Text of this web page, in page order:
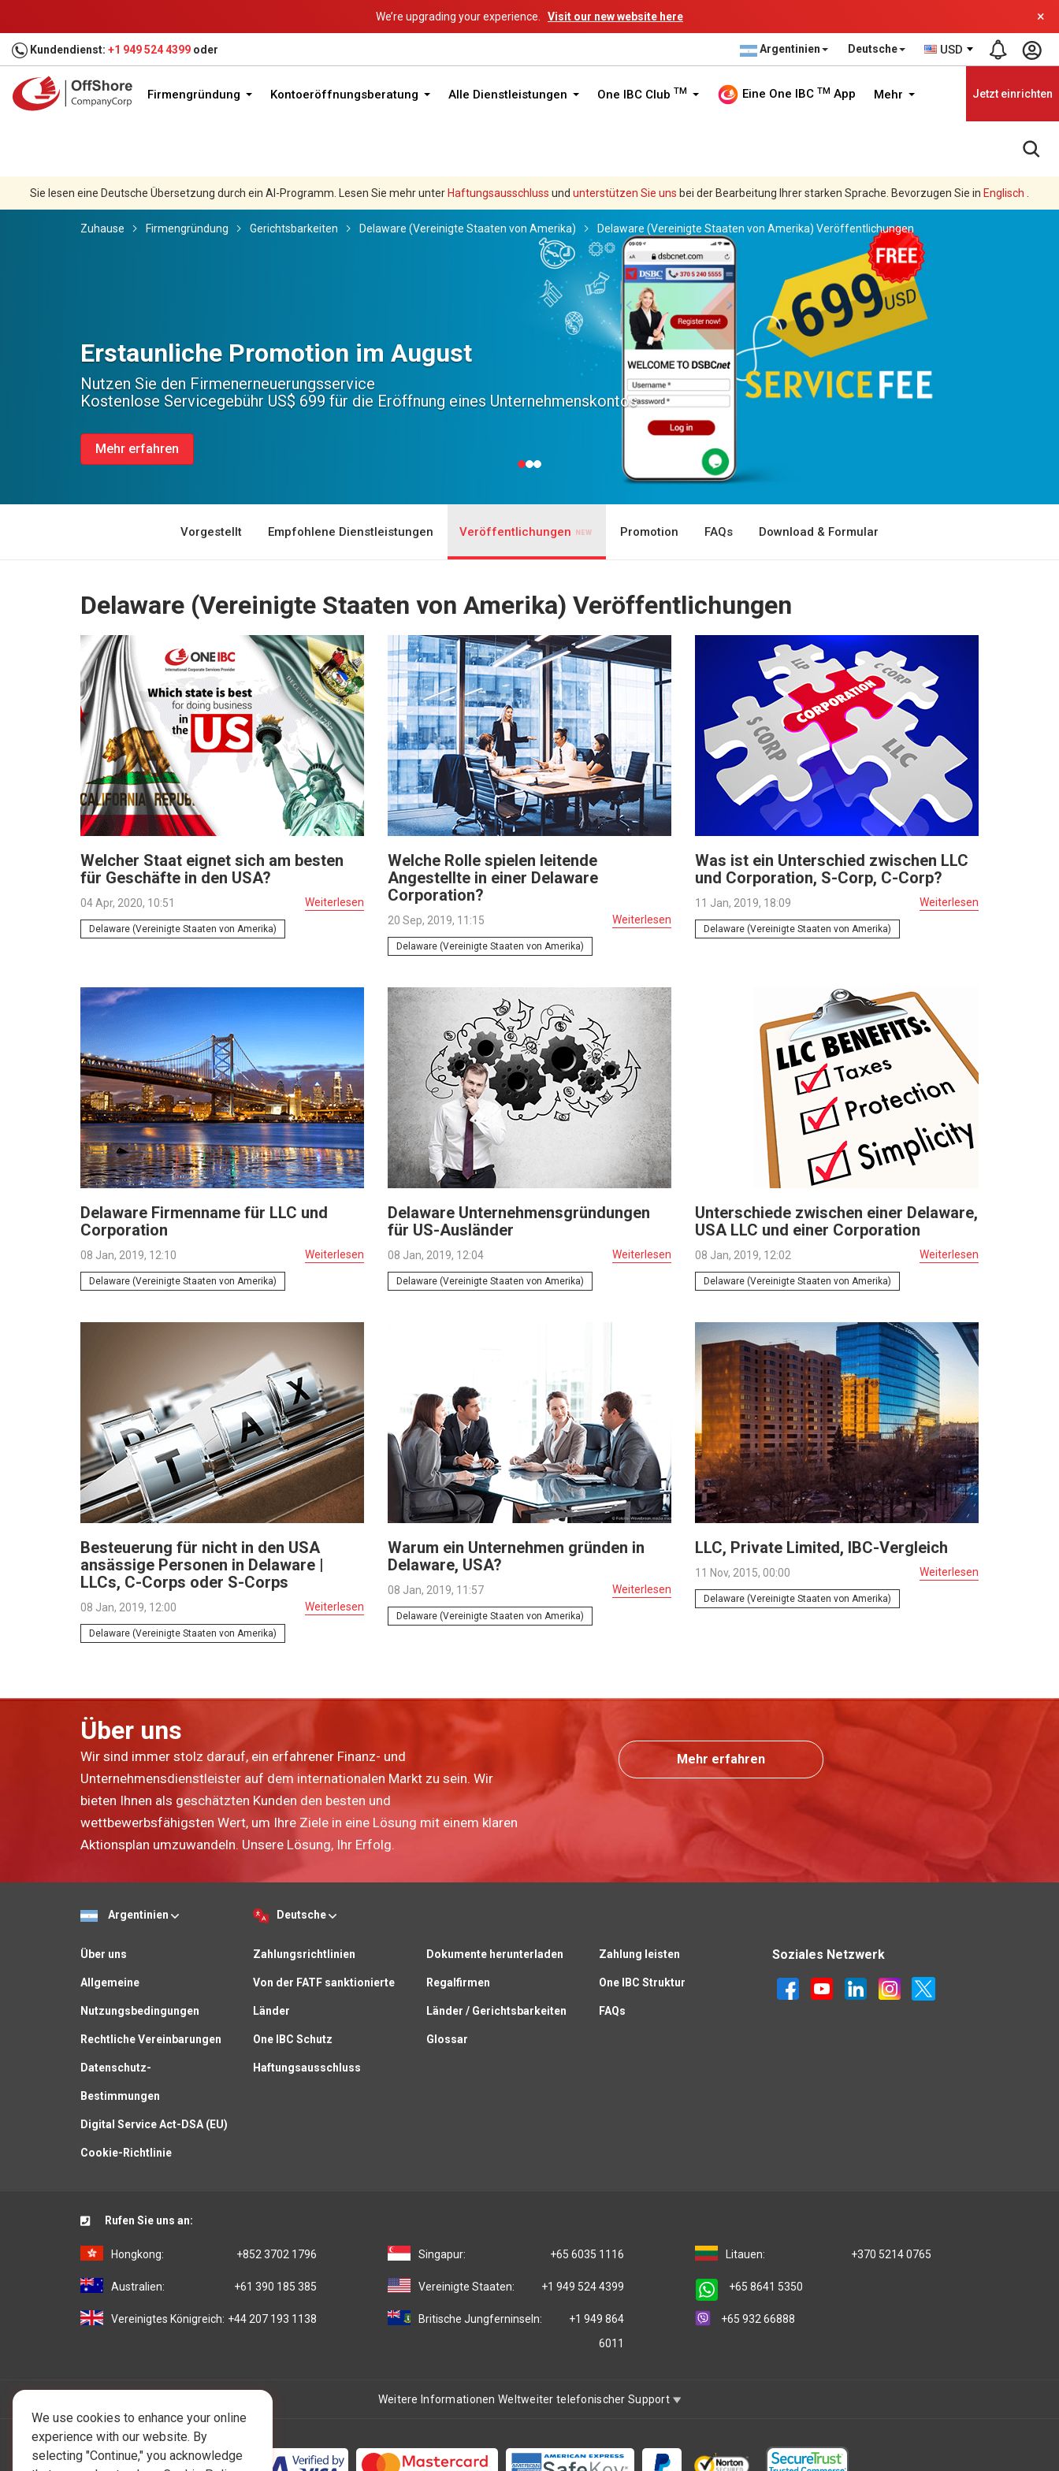
We’re upgrading your experience. Visit our new website here ×
Kundendienst: +1 949 524 4399 oder Argentinien Deutsche USD
Firmengründung Kontoeröffnungsberatung Alle Dienstleistungen One IBC Club TM Eine One IBC TM App Mehr Jetzt einrichten
Sie lesen eine Deutsche Übersetzung durch ein AI-Programm. Lesen Sie mehr unter Haftungsausschluss und unterstützen Sie uns bei der Bearbeitung Ihrer starken Sprache. Bevorzugen Sie in Englisch .
Zuhause Firmengründung Gerichtsbarkeiten Delaware (Vereinigte Staaten von Amerika) Delaware (Vereinigte Staaten von Amerika) Veröffentlichungen
Erstaunliche Promotion im August
Nutzen Sie den Firmenerneuerungsservice
Kostenlose Servicegebühr US$ 699 für die Eröffnung eines Unternehmenskontos
Mehr erfahren
Vorgestellt Empfohlene Dienstleistungen Veröffentlichungen Promotion FAQs Download & Formular
Delaware (Vereinigte Staaten von Amerika) Veröffentlichungen
Welcher Staat eignet sich am besten
für Geschäfte in den USA?
04 Apr, 2020, 10:51 Weiterlesen
Delaware (Vereinigte Staaten von Amerika)
Welche Rolle spielen leitende
Angestellte in einer Delaware
Corporation?
20 Sep, 2019, 11:15 Weiterlesen
Delaware (Vereinigte Staaten von Amerika)
Was ist ein Unterschied zwischen LLC
und Corporation, S-Corp, C-Corp?
11 Jan, 2019, 18:09 Weiterlesen
Delaware (Vereinigte Staaten von Amerika)
Delaware Firmenname für LLC und
Corporation
08 Jan, 2019, 12:10 Weiterlesen
Delaware (Vereinigte Staaten von Amerika)
Delaware Unternehmensgründungen
für US-Ausländer
08 Jan, 2019, 12:04 Weiterlesen
Delaware (Vereinigte Staaten von Amerika)
Unterschiede zwischen einer Delaware,
USA LLC und einer Corporation
08 Jan, 2019, 12:02 Weiterlesen
Delaware (Vereinigte Staaten von Amerika)
Besteuerung für nicht in den USA
ansässige Personen in Delaware |
LLCs, C-Corps oder S-Corps
08 Jan, 2019, 12:00 Weiterlesen
Delaware (Vereinigte Staaten von Amerika)
Warum ein Unternehmen gründen in
Delaware, USA?
08 Jan, 2019, 11:57 Weiterlesen
Delaware (Vereinigte Staaten von Amerika)
LLC, Private Limited, IBC-Vergleich
11 Nov, 2015, 00:00 Weiterlesen
Delaware (Vereinigte Staaten von Amerika)
Über uns
Wir sind immer stolz darauf, ein erfahrener Finanz- und
Unternehmensdienstleister auf dem internationalen Markt zu sein. Wir
bieten Ihnen als geschätzten Kunden den besten und
wettbewerbsfähigsten Wert, um Ihre Ziele in eine Lösung mit einem klaren
Aktionsplan umzuwandeln. Unsere Lösung, Ihr Erfolg.
Mehr erfahren
Argentinien Deutsche
Über uns
Allgemeine
Nutzungsbedingungen
Rechtliche Vereinbarungen
Datenschutz-
Bestimmungen
Digital Service Act-DSA (EU)
Cookie-Richtlinie
Zahlungsrichtlinien
Von der FATF sanktionierte
Länder
One IBC Schutz
Haftungsausschluss
Dokumente herunterladen
Regalfirmen
Länder / Gerichtsbarkeiten
Glossar
Zahlung leisten
One IBC Struktur
FAQs
Soziales Netzwerk
We use cookies to enhance your online
experience with our website. By
selecting "Continue," you acknowledge
Rufen Sie uns an:
Hongkong: +852 3702 1796
Australien: +61 390 185 385
Vereinigtes Königreich: +44 207 193 1138
Singapur: +65 6035 1116
Vereinigte Staaten: +1 949 524 4399
Britische Jungferninseln:
+1 949 864
6011
Litauen: +370 5214 0765
+65 8641 5350
+65 932 66888
Weitere Informationen Weltweiter telefonischer Support